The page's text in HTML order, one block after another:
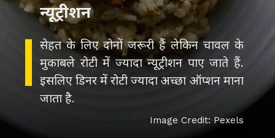
सेहत के लिए दोनों जरूरी हैं लेकिन चावल के
मुकाबले रोटी में ज्यादा न्यूट्रीशन पाए जाते हैं.
इसलिए डिनर में रोटी ज्यादा अच्छा ऑप्शन माना
जाता है.
न्यूट्रीशन
Image Credit: Pexels